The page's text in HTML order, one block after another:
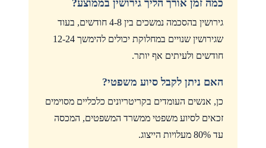
כמה זמן אורך הליך גירושין בממוצע?
גירושין בהסכמה נמשכים בין 4-8 חודשים, בעוד
שגירושין שנויים במחלוקת יכולים להימשך 12-24
חודשים ולעיתים אף יותר.
האם ניתן לקבל סיוע משפטי?
כן, אנשים העומדים בקריטריונים כלכליים מסוימים
זכאים לסיוע משפטי ממשרד המשפטים, המכסה
עד 80% מעלויות הייצוג.